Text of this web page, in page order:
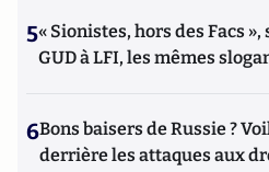
5« Sionistes, hors des Facs
GUD à LFI, les mêmes
6Bons baisers de Russie ?
derrière les attaques aux